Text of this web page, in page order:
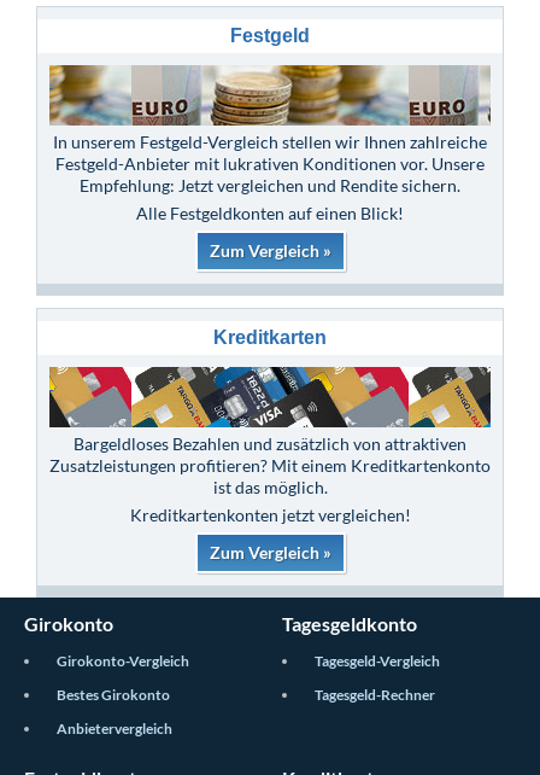
Festgeld
In unserem Festgeld-Vergleich stellen wir Ihnen zahlreiche
Festgeld-Anbieter mit lukrativen Konditionen vor. Unsere
Empfehlung: Jetzt vergleichen und Rendite sichern.
Alle Festgeldkonten auf einen Blick!
Zum Vergleich »
Kreditkarten
Bargeldloses Bezahlen und zusätzlich von attraktiven
Zusatzleistungen profitieren? Mit einem Kreditkartenkonto
ist das möglich.
Kreditkartenkonten jetzt vergleichen!
Zum Vergleich »
Girokonto
Girokonto-Vergleich
Bestes Girokonto
Anbietervergleich
Tagesgeldkonto
Tagesgeld-Vergleich
Tagesgeld-Rechner